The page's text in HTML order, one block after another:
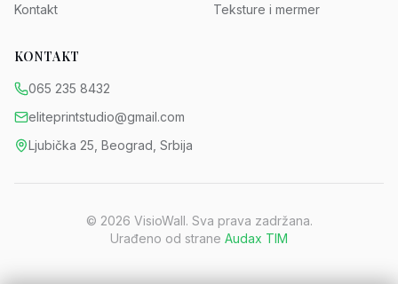
Kontakt
Teksture i mermer
KONTAKT
065 235 8432
eliteprintstudio@gmail.com
Ljubička 25, Beograd, Srbija
© 2026 VisioWall. Sva prava zadržana.
Urađeno od strane Audax TIM